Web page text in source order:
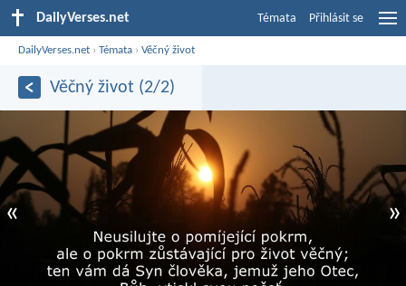
DailyVerses.net Témata Přihlásit se
DailyVerses.net ›Témata ›Věčný život
Věčný život (2/2)
« »